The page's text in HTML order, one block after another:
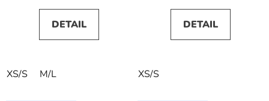
DETAIL
XS/S M/L
DETAIL
XS/S